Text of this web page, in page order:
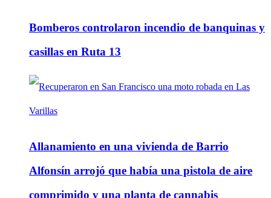
Bomberos controlaron incendio de banquinas y
casillas en Ruta 13
Allanamiento en una vivienda de Barrio
Alfonsín arrojó que había una pistola de aire
comprimido y una planta de cannabis